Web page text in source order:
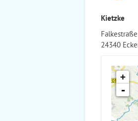
Kietzke
24340
+
-